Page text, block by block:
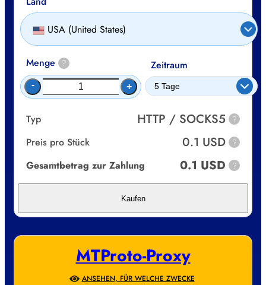
USA (United States)
Menge ?
- +
Zeitraum
Typ HTTP / SOCKS5 ?
Preis pro Stück 0.1 USD ?
Gesamtbetrag zur Zahlung 0.1 USD ?
Kaufen
MTProto-Proxy
ANSEHEN, FÜR WELCHE ZWECKE